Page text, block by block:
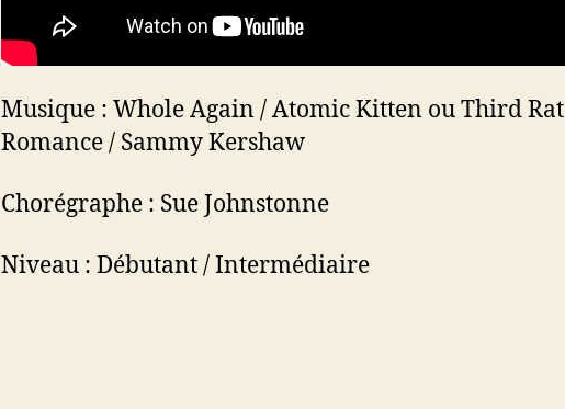
Musique : Whole Again / Atomic Kitten ou Third
Romance / Sammy Kershaw
Chorégraphe : Sue Johnstonne
Niveau : Débutant / Intermédiaire